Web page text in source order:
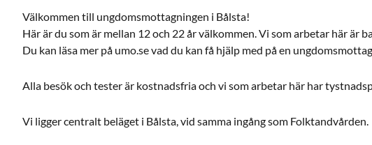
Välkommen till ungdomsmottagningen i Bålsta!
Här är du som är mellan 12 och 22 år välkommen. Vi som arbetar här är
Du kan läsa mer på umo.se vad du kan få hjälp med på en
Alla besök och tester är kostnadsfria och vi som arbetar här har
Vi ligger centralt beläget i Bålsta, vid samma ingång som Folktandvården.